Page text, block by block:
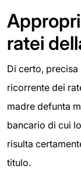
ratei
Di certo,
ricorrente dei
madre defunta
bancario di cui
risulta
titulo.